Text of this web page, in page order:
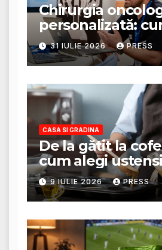
Chirurgia
personalizată:
stabilește planul
tratament
31 IULIE 2026 PRESS
CASA SI GRADINA
De la gătit la
cum alegi
tigăile potrivite
rezultat perfect
9 IULIE 2026 PRESS